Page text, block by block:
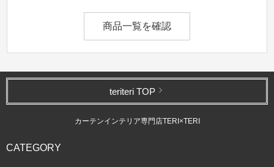
商品一覧を確認
teriteri TOP
カーテンインテリア専門店TERI×TERI
CATEGORY